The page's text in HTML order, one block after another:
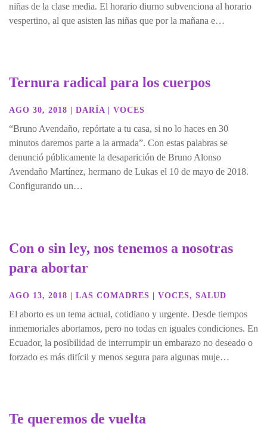
niñas de la clase media. El horario diurno subvenciona al horario
vespertino, al que asisten las niñas que por la mañana e…
Ternura radical para los cuerpos
AGO 30, 2018 DARÍA VOCES
“Bruno Avendaño, repórtate a tu casa, si no lo haces en 30
minutos daremos parte a la armada”. Con estas palabras se
denunció públicamente la desaparición de Bruno Alonso
Avendaño Martínez, hermano de Lukas el 10 de mayo de 2018.
Configurando un…
Con o sin ley, nos tenemos a nosotras
para abortar
AGO 13, 2018 | LAS COMADRES | VOCES, SALUD
El aborto es un tema actual, cotidiano y urgente. Desde tiempos
inmemoriales abortamos, pero no todas en iguales condiciones. En
Ecuador, la posibilidad de interrumpir un embarazo no deseado o
forzado es más difícil y menos segura para algunas muje…
Te queremos de vuelta